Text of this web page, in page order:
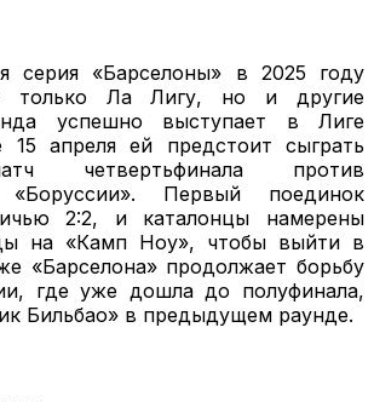
серия «Барселоны» в 2025 году
только Ла Лигу, но и другие
успешно выступает в Лиге
15 апреля ей предстоит сыграть
четвертьфинала против
«Боруссии». Первый поединок
2:2, и каталонцы намерены
на «Камп Ноу», чтобы выйти в
«Барселона» продолжает борьбу
где уже дошла до полуфинала,
Бильбао» в предыдущем раунде.